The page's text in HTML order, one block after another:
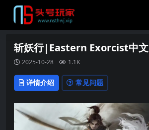
斩妖行|Eastern Exorcist中文
2025-10-28 1.1K
详情介绍 常见问题